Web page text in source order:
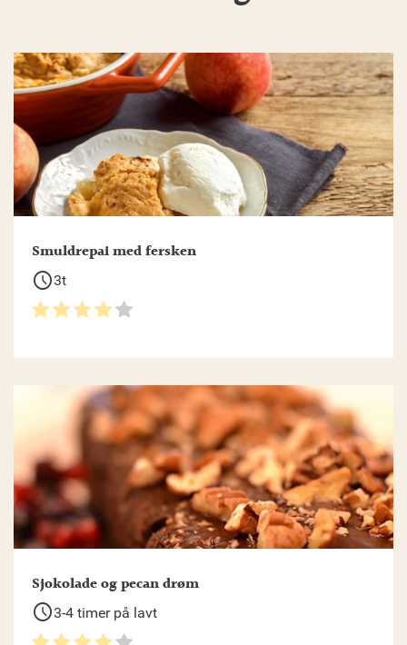
Smuldrepai med fersken
schedule3t
Sjokolade og pecan drøm
schedule3-4 timer på lavt